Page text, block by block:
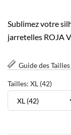
Sublimez votre
jarretelles ROJA
Guide des
Tailles: XL (42)